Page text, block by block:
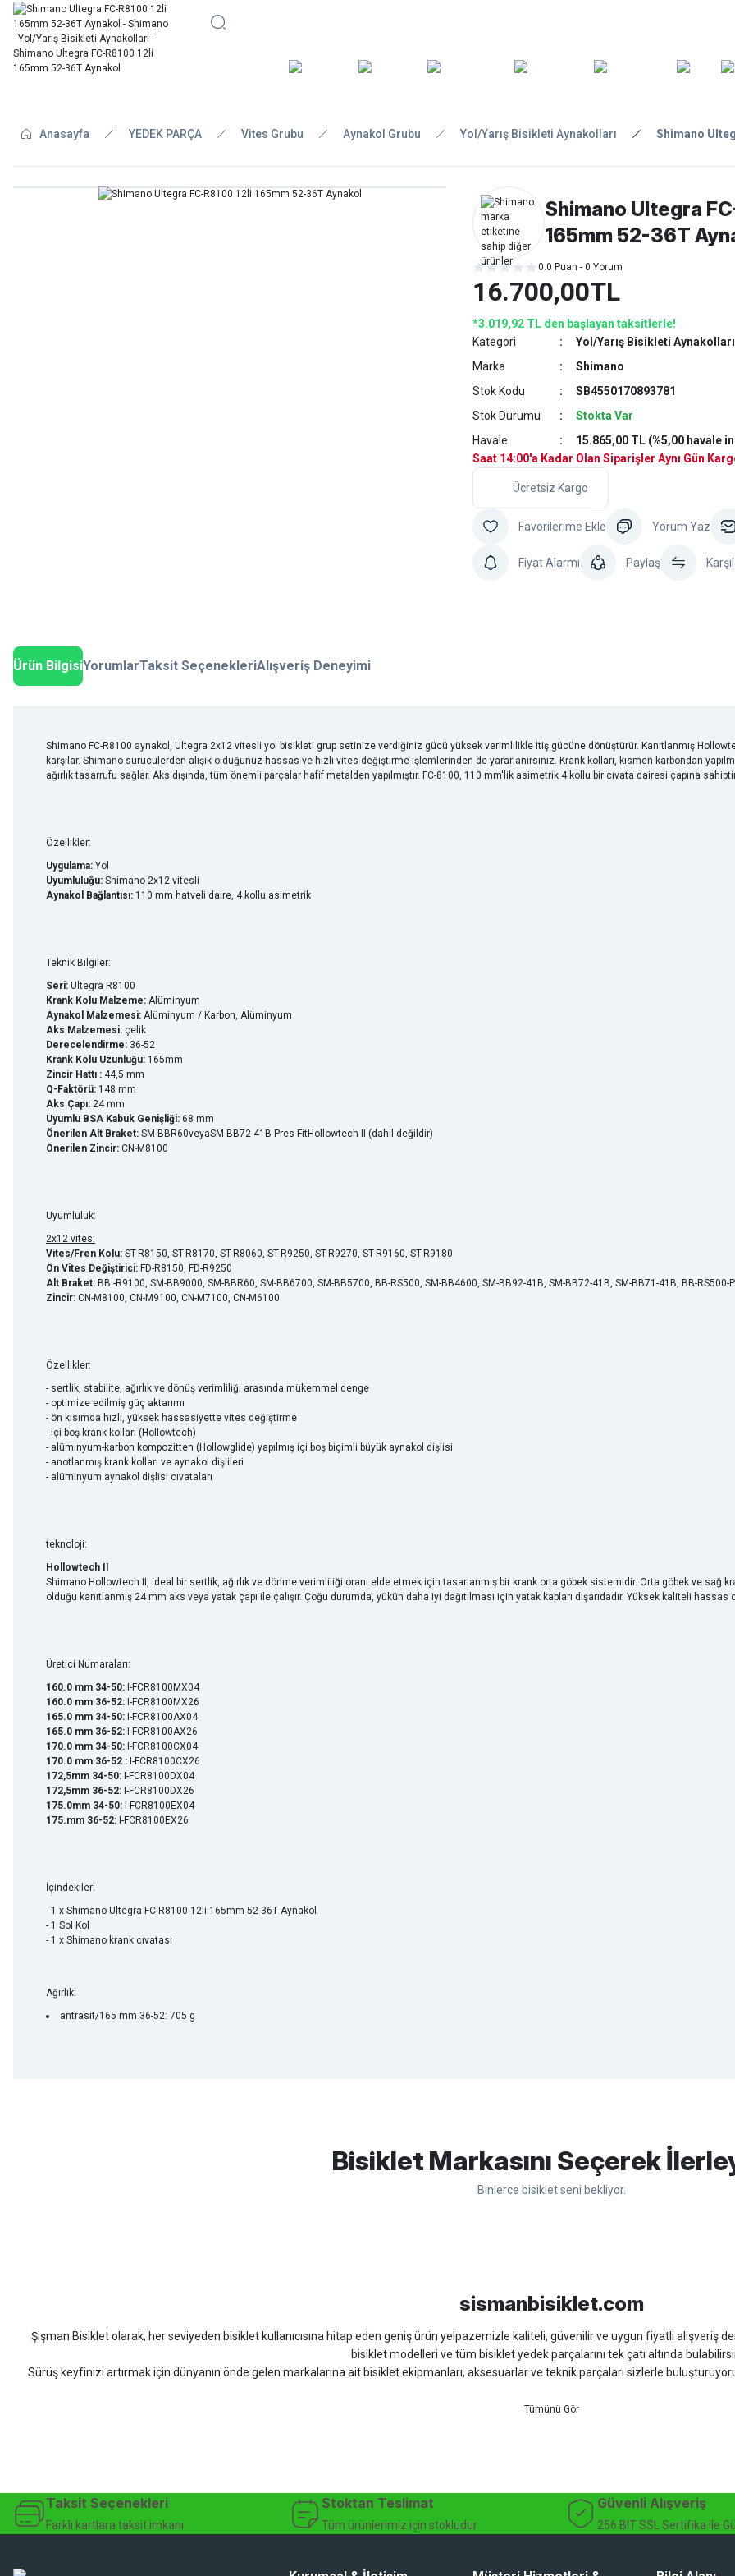
BİSİKLET AKSESUARLAR ASKI/TAŞIMA TAMİR/BAKIM
Anasayfa YEDEK PARÇA Vites Grubu Aynakol Grubu Yol/Yarış Bisikleti Aynakolları Shimano
Shimano Ultegra
165mm 52-36T
0.0 Puan - 0 Yorum
16.700,00TL
*3.019,92 TL den başlayan taksitlerle!
Kategori
Yol/Yarış Bisikleti Aynakolları
Marka
Shimano
Stok Kodu
SB4550170893781
Stok Durumu
Stokta Var
Havale
15.865,00 TL (%5,00 havale
Saat 14:00'a Kadar Olan Siparişler Aynı Gün
Ücretsiz Kargo
Yorum Yaz
Fiyat Alarmı Paylaş
Ürün BilgisiYorumlarTaksit SeçenekleriAlışveriş Deneyimi
Shimano FC-R8100 aynakol, Ultegra 2x12 vitesli yol bisikleti grup setinize verdiğiniz gücü yüksek verimlilikle itiş gücüne dönüştürür. Kanıtlanmış
karşılar. Shimano sürücülerden alışık olduğunuz hassas ve hızlı vites değiştirme işlemlerinden de yararlanırsınız. Krank kolları, kısmen karbondan
ağırlık tasarrufu sağlar. Aks dışında, tüm önemli parçalar hafif metalden yapılmıştır. FC-8100, 110 mm'lik asimetrik 4 kollu bir cıvata dairesi çapına
Özellikler:
Uygulama: Yol
Uyumluluğu: Shimano 2x12 vitesli
Aynakol Bağlantısı: 110 mm hatveli daire, 4 kollu asimetrik
Teknik Bilgiler:
Seri: Ultegra R8100
Krank Kolu Malzeme: Alüminyum
Aynakol Malzemesi: Alüminyum / Karbon, Alüminyum
Aks Malzemesi: çelik
Derecelendirme: 36-52
Krank Kolu Uzunluğu: 165mm
Zincir Hattı : 44,5 mm
Q-Faktörü: 148 mm
Aks Çapı: 24 mm
Uyumlu BSA Kabuk Genişliği: 68 mm
Önerilen Alt Braket: SM-BBR60veyaSM-BB72-41B Pres FitHollowtech II (dahil değildir)
Önerilen Zincir: CN-M8100
Uyumluluk:
2x12 vites:
Vites/Fren Kolu: ST-R8150, ST-R8170, ST-R8060, ST-R9250, ST-R9270, ST-R9160, ST-R9180
Ön Vites Değiştirici: FD-R8150, FD-R9250
Alt Braket: BB -R9100, SM-BB9000, SM-BBR60, SM-BB6700, SM-BB5700, BB-RS500, SM-BB4600, SM-BB92-41B, SM-BB72-41B, SM-BB71-41B, BB-RS500-
Zincir: CN-M8100, CN-M9100, CN-M7100, CN-M6100
Özellikler:
- sertlik, stabilite, ağırlık ve dönüş verimliliği arasında mükemmel denge
- optimize edilmiş güç aktarımı
- ön kısımda hızlı, yüksek hassasiyette vites değiştirme
- içi boş krank kolları (Hollowtech)
- alüminyum-karbon kompozitten (Hollowglide) yapılmış içi boş biçimli büyük aynakol dişlisi
- anotlanmış krank kolları ve aynakol dişlileri
- alüminyum aynakol dişlisi cıvataları
teknoloji:
Hollowtech II
Shimano Hollowtech II, ideal bir sertlik, ağırlık ve dönme verimliliği oranı elde etmek için tasarlanmış bir krank orta göbek sistemidir. Orta göbek ve sağ
olduğu kanıtlanmış 24 mm aks veya yatak çapı ile çalışır. Çoğu durumda, yükün daha iyi dağıtılması için yatak kapları dışarıdadır. Yüksek kaliteli
Üretici Numaraları:
160.0 mm 34-50: I-FCR8100MX04
160.0 mm 36-52: I-FCR8100MX26
165.0 mm 34-50: I-FCR8100AX04
165.0 mm 36-52: I-FCR8100AX26
170.0 mm 34-50: I-FCR8100CX04
170.0 mm 36-52 : I-FCR8100CX26
172,5mm 34-50: I-FCR8100DX04
172,5mm 36-52: I-FCR8100DX26
175.0mm 34-50: I-FCR8100EX04
175.mm 36-52: I-FCR8100EX26
İçindekiler:
- 1 x Shimano Ultegra FC-R8100 12li 165mm 52-36T Aynakol
- 1 Sol Kol
- 1 x Shimano krank cıvatası
Ağırlık:
antrasit/165 mm 36-52: 705 g
Uygun olursa alacağım
Hüseyin Akıncı | 14/07/2026
A... A... | 01/07/2026
Bisiklet Markasını Seçerek
Binlerce bisiklet seni bekliyor.
sismanbisiklet.com
Şişman Bisiklet olarak, her seviyeden bisiklet kullanıcısına hitap eden geniş ürün yelpazemizle kaliteli, güvenilir ve uygun fiyatlı alışveriş
bisiklet modelleri ve tüm bisiklet yedek parçalarını tek çatı altında
Sürüş keyfinizi artırmak için dünyanın önde gelen markalarına ait bisiklet ekipmanları, aksesuarlar ve teknik parçaları sizlerle
Hızlı kargo, güvenli ödeme seçenekleri, satış sonrası teknik destek ve müşteri memnuniyeti odaklı hizmet anlayışımız
Taksit Seçenekleri
Farklı kartlara taksit imkanı
Stoktan Teslimat
Tüm ürünlerimiz için stokludur
Güvenli Alışveriş
256 BIT SSL Sertifika ile